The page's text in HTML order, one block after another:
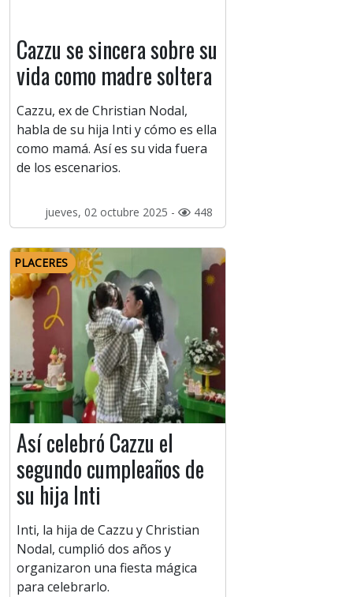
Cazzu se sincera sobre su
vida como madre soltera
Cazzu, ex de Christian Nodal,
habla de su hija Inti y cómo es ella
como mamá. Así es su vida fuera
de los escenarios.
jueves, 02 octubre 2025 - 448
PLACERES
Así celebró Cazzu el
segundo cumpleaños de
su hija Inti
Inti, la hija de Cazzu y Christian
Nodal, cumplió dos años y
organizaron una fiesta mágica
para celebrarlo.